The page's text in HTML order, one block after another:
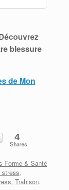
blessure
de Mon
4
Shares
Forme & Santé
stress,
, Trahison.